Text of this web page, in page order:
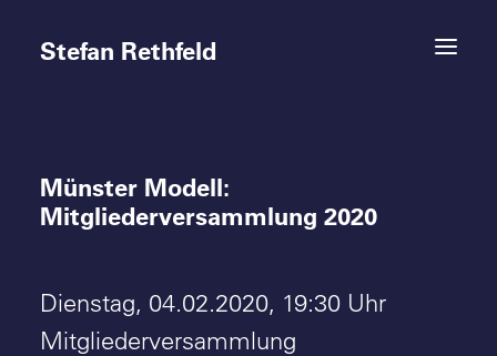
Stefan Rethfeld
Termine
Vita
Münster Modell:
Mitgliederversammlung 2020
Dienstag, 04.02.2020, 19:30 Uhr
Mitgliederversammlung